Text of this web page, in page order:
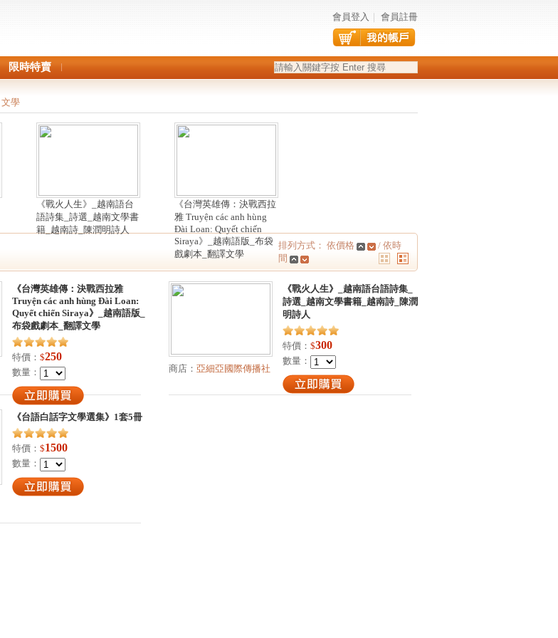
限時特賣
會員登入 會員註冊
文學
《戰火人生》_越南語台
語詩集_詩選_越南文學書
籍_越南詩_陳潤明詩人
《台灣英雄傳：決戰西拉
雅 Truyện các anh hùng
Đài Loan: Quyết chiến
Siraya》_越南語版_布袋
戲劇本_翻譯文學
排列方式： 依價格
/ 依時
間
《台灣英雄傳：決戰西拉雅
Truyện các anh hùng Đài Loan:
Quyết chiến Siraya》_越南語版_
布袋戲劇本_翻譯文學
特價： $250
數量： 商店： 亞細亞國際傳播社
《戰火人生》_越南語台語詩集_
詩選_越南文學書籍_越南詩_陳潤
明詩人
特價： $300
數量：
《台語白話字文學選集》1套5冊
特價： $1500
數量：